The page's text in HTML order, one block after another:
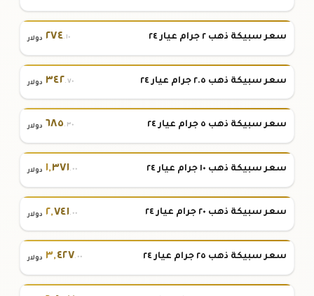
سعر سبيكة ذهب ٢ جرام عيار ٢٤ ٢٧٤.١٠ دولار
سعر سبيكة ذهب ٢.٥ جرام عيار ٢٤ ٣٤٢.٧٠ دولار
سعر سبيكة ذهب ٥ جرام عيار ٢٤ ٦٨٥.٣٠ دولار
سعر سبيكة ذهب ١٠ جرام عيار ٢٤ ١,٣٧١.٠٠ دولار
سعر سبيكة ذهب ٢٠ جرام عيار ٢٤ ٢,٧٤١.٠٠ دولار
سعر سبيكة ذهب ٢٥ جرام عيار ٢٤ ٣,٤٢٧.٠٠ دولار